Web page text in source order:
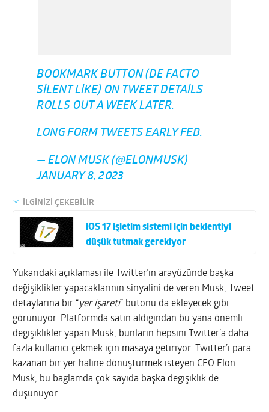
BOOKMARK BUTTON (DE FACTO
SILENT LIKE) ON TWEET DETAILS
ROLLS OUT A WEEK LATER.
LONG FORM TWEETS EARLY FEB.
— ELON MUSK (@ELONMUSK)
JANUARY 8, 2023
İLGİNİZİ ÇEKEBİLİR
iOS 17 işletim sistemi için beklentiyi
düşük tutmak gerekiyor
Yukarıdaki açıklaması ile Twitter’ın arayüzünde başka
değişiklikler yapacaklarının sinyalini de veren Musk, Tweet
detaylarına bir “yer işareti” butonu da ekleyecek gibi
görünüyor. Platformda satın aldığından bu yana önemli
değişiklikler yapan Musk, bunların hepsini Twitter’a daha
fazla kullanıcı çekmek için masaya getiriyor. Twitter’ı para
kazanan bir yer haline dönüştürmek isteyen CEO Elon
Musk, bu bağlamda çok sayıda başka değişiklik de
düşünüyor.